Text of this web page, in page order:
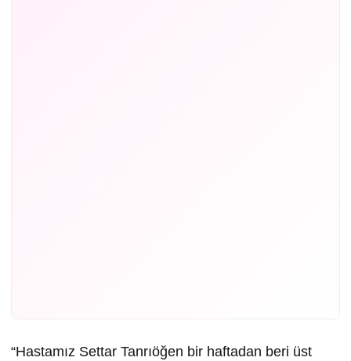
“Hastamız Settar Tanrıöğen bir haftadan beri üst